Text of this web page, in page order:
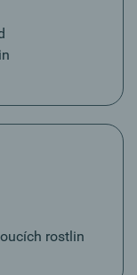
rostlin